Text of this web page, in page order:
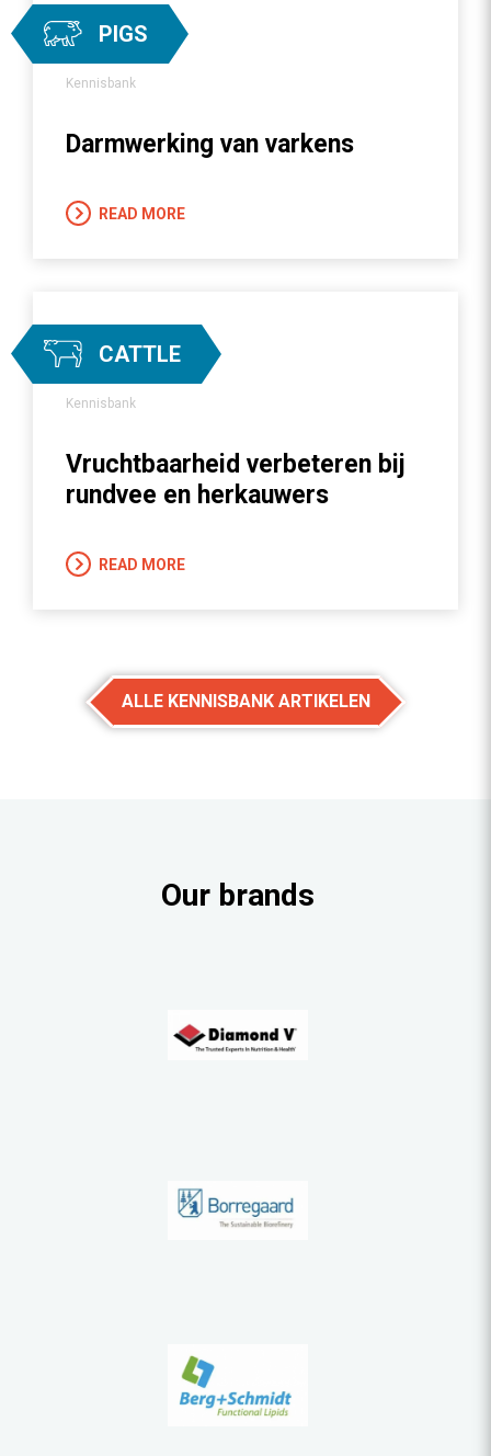
PIGS
Kennisbank
Darmwerking van varkens
READ MORE
CATTLE
Kennisbank
Vruchtbaarheid verbeteren bij
rundvee en herkauwers
READ MORE
ALLE KENNISBANK ARTIKELEN
Our brands